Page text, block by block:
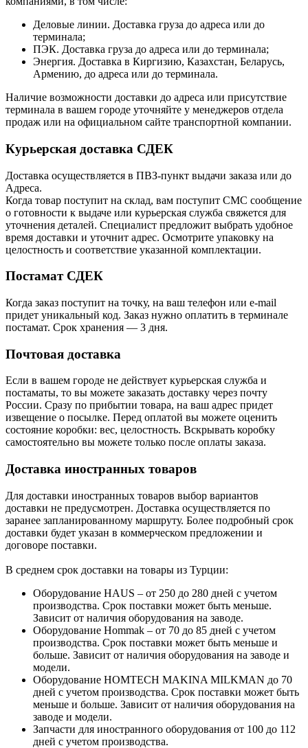
Деловые линии. Доставка груза до адреса или до
терминала;
ПЭК. Доставка груза до адреса или до терминала;
Энергия. Доставка в Киргизию, Казахстан, Беларусь,
Армению, до адреса или до терминала.
Наличие возможности доставки до адреса или присутствие
терминала в вашем городе уточняйте у менеджеров отдела
продаж или на официальном сайте транспортной компании.
Курьерская доставка СДЕК
Доставка осуществляется в ПВЗ-пункт выдачи заказа или до
Адреса.
Когда товар поступит на склад, вам поступит СМС сообщение
о готовности к выдаче или курьерская служба свяжется для
уточнения деталей. Специалист предложит выбрать удобное
время доставки и уточнит адрес. Осмотрите упаковку на
целостность и соответствие указанной комплектации.
Постамат СДЕК
Когда заказ поступит на точку, на ваш телефон или e-mail
придет уникальный код. Заказ нужно оплатить в терминале
постамат. Срок хранения — 3 дня.
Почтовая доставка
Если в вашем городе не действует курьерская служба и
постаматы, то вы можете заказать доставку через почту
России. Сразу по прибытии товара, на ваш адрес придет
извещение о посылке. Перед оплатой вы можете оценить
состояние коробки: вес, целостность. Вскрывать коробку
самостоятельно вы можете только после оплаты заказа.
Доставка иностранных товаров
Для доставки иностранных товаров выбор вариантов
доставки не предусмотрен. Доставка осуществляется по
заранее запланированному маршруту. Более подробный срок
доставки будет указан в коммерческом предложении и
договоре поставки.
В среднем срок доставки на товары из Турции:
Оборудование HAUS – от 250 до 280 дней с учетом
производства. Срок поставки может быть меньше.
Зависит от наличия оборудования на заводе.
Оборудование Hommak – от 70 до 85 дней с учетом
производства. Срок поставки может быть меньше и
больше. Зависит от наличия оборудования на заводе и
модели.
Оборудование HOMTECH MAKINA MILKMAN до 70
дней с учетом производства. Срок поставки может быть
меньше и больше. Зависит от наличия оборудования на
заводе и модели.
Запчасти для иностранного оборудования от 100 до 112
дней с учетом производства.